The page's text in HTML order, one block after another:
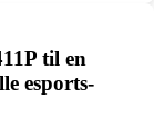
til en
esports-